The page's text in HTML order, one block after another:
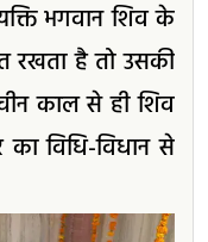
भगवान शिव के
रखता है तो उसकी
काल से ही शिव
विधि-विधान से